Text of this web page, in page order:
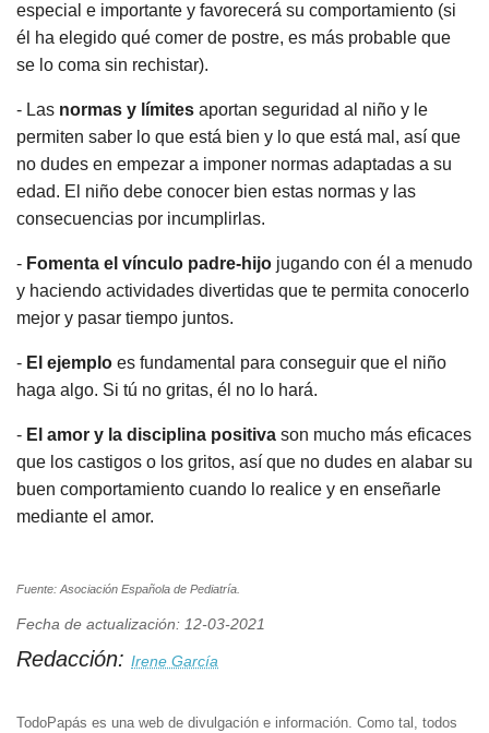
especial e importante y favorecerá su comportamiento (si
él ha elegido qué comer de postre, es más probable que
se lo coma sin rechistar).
- Las normas y límites aportan seguridad al niño y le
permiten saber lo que está bien y lo que está mal, así que
no dudes en empezar a imponer normas adaptadas a su
edad. El niño debe conocer bien estas normas y las
consecuencias por incumplirlas.
- Fomenta el vínculo padre-hijo jugando con él a menudo
y haciendo actividades divertidas que te permita conocerlo
mejor y pasar tiempo juntos.
- El ejemplo es fundamental para conseguir que el niño
haga algo. Si tú no gritas, él no lo hará.
- El amor y la disciplina positiva son mucho más eficaces
que los castigos o los gritos, así que no dudes en alabar su
buen comportamiento cuando lo realice y en enseñarle
mediante el amor.
Fuente: Asociación Española de Pediatría.
Fecha de actualización: 12-03-2021
Redacción: Irene García
TodoPapás es una web de divulgación e información. Como tal, todos